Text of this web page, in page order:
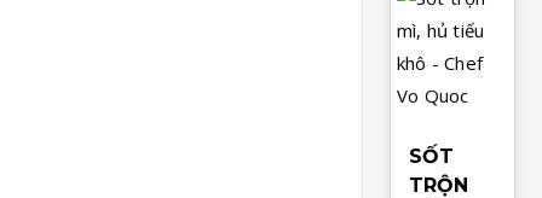
SỐT
TRỘN